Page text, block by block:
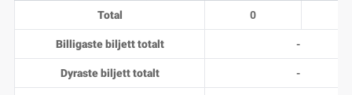
Total 0
Billigaste biljett totalt -
Dyraste biljett totalt -